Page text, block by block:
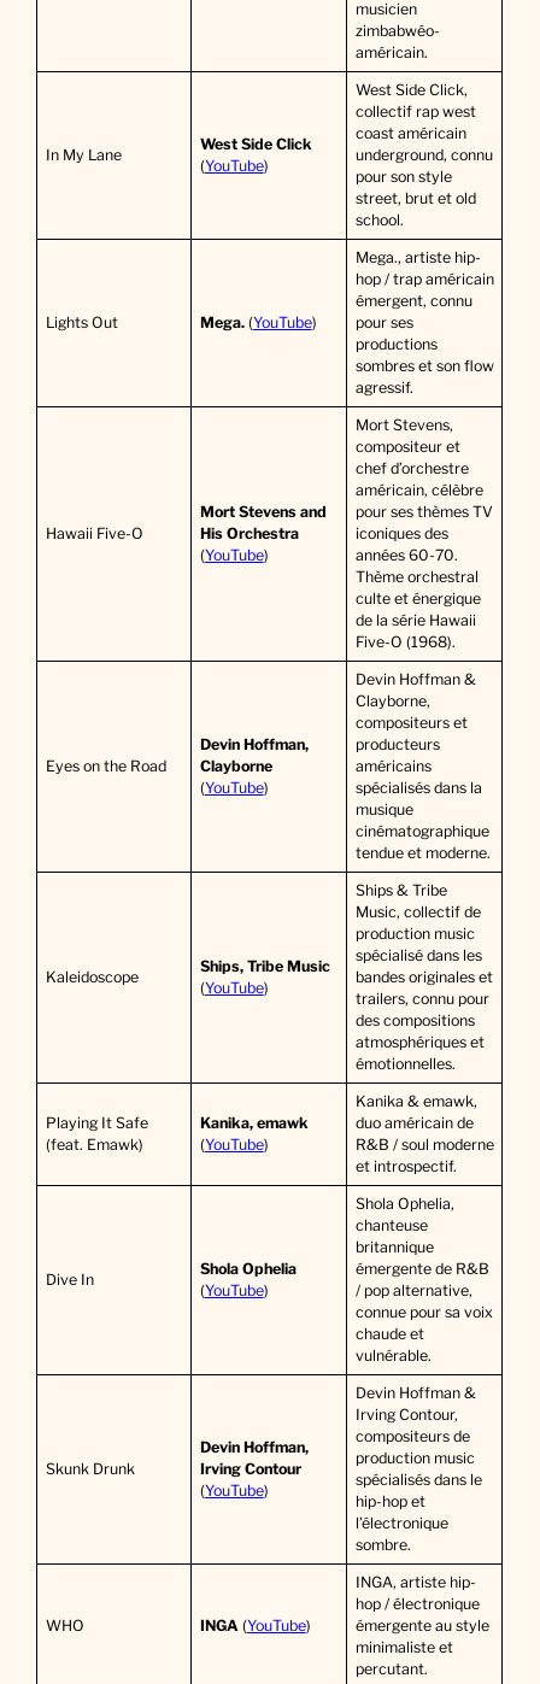
musicien
zimbabwéo-
américain.
In My Lane
West Side Click
(YouTube)
West Side Click,
collectif rap west
coast américain
underground, connu
pour son style
street, brut et old
school.
Lights Out Mega.(YouTube)
Mega., artiste hip-
hop / trap américain
émergent, connu
pour ses
productions
sombres et son flow
agressif.
Hawaii Five-O
Mort Stevens and
His Orchestra
(YouTube)
Mort Stevens,
compositeur et
chef d’orchestre
américain, célèbre
pour ses thèmes TV
iconiques des
années 60-70.
Thème orchestral
culte et énergique
de la série Hawaii
Five-O (1968).
Eyes on the Road
Devin Hoffman,
Clayborne
(YouTube)
Devin Hoffman &
Clayborne,
compositeurs et
producteurs
américains
spécialisés dans la
musique
cinématographique
tendue et moderne.
Kaleidoscope
Ships, Tribe Music
(YouTube)
Ships & Tribe
Music, collectif de
production music
spécialisé dans les
bandes originales et
trailers, connu pour
des compositions
atmosphériques et
émotionnelles.
Playing It Safe
(feat. Emawk)
Kanika, emawk
(YouTube)
Kanika & emawk,
duo américain de
R&B / soul moderne
et introspectif.
Dive In
Shola Ophelia
(YouTube)
Shola Ophelia,
chanteuse
britannique
émergente de R&B
/ pop alternative,
connue pour sa voix
chaude et
vulnérable.
Skunk Drunk
Devin Hoffman,
Irving Contour
(YouTube)
Devin Hoffman &
Irving Contour,
compositeurs de
production music
spécialisés dans le
hip-hop et
l’électronique
sombre.
WHO INGA (YouTube)
INGA, artiste hip-
hop / électronique
émergente au style
minimaliste et
percutant.